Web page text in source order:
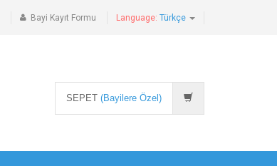
Bayi Kayıt Formu Language: Türkçe
SEPET (Bayilere Özel)